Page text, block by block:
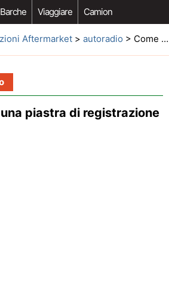
Barche Viaggiare Camion
Auto Car Opzioni Aftermarket
Aftermarket> autoradio > Come installare una piastra di registrazione in un auto
piastra di registrazione